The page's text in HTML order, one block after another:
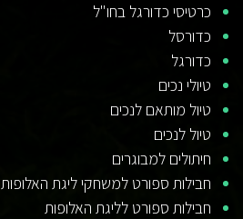
כרטיסי כדורגל בחו"ל
כדורסל
כדורגל
טיולי נכים
טיול מותאם לנכים
טיול לנכים
חיתולים למבוגרים
חבילות ספורט למשחקי ליגת האלופות
חבילות ספורט לליגת האלופות